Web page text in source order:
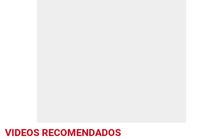
VIDEOS RECOMENDADOS